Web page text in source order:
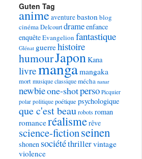
Guten Tag
animeaventurebaston blog
cinémaDelcourtdrameenfance
enquêteEvangelion fantastique
Glénat guerrehistoire
humourJapon Kana
livremangamangaka
mortmusique classiquemécha nanar
newbieone-shotperso Picquier
polar politique poétique psychologique
que c'est beaurobotsroman
romanceréalismerêve
science-fictionseinen
shonen sociététhrillervintage
violence